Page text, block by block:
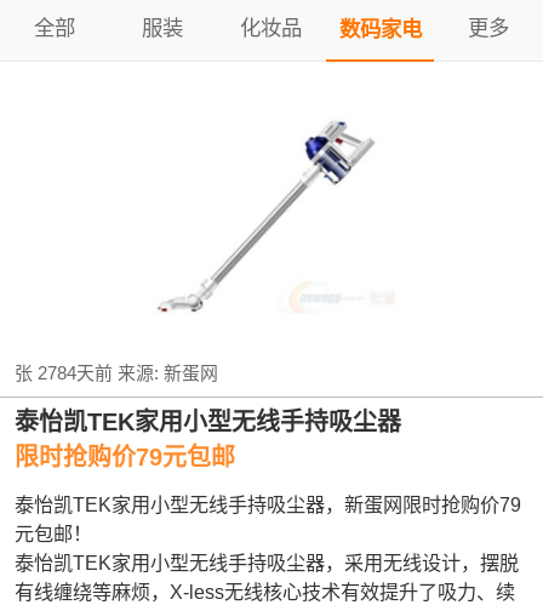
全部 服装 化妆品 数码家电 更多
张 2784天前来源:新蛋网
泰怡凯TEK家用小型无线手持吸尘器
限时抢购价79元包邮
泰怡凯TEK家用小型无线手持吸尘器，新蛋网限时抢购价79
元包邮！
泰怡凯TEK家用小型无线手持吸尘器，采用无线设计，摆脱
有线缠绕等麻烦，X-less无线核心技术有效提升了吸力、续